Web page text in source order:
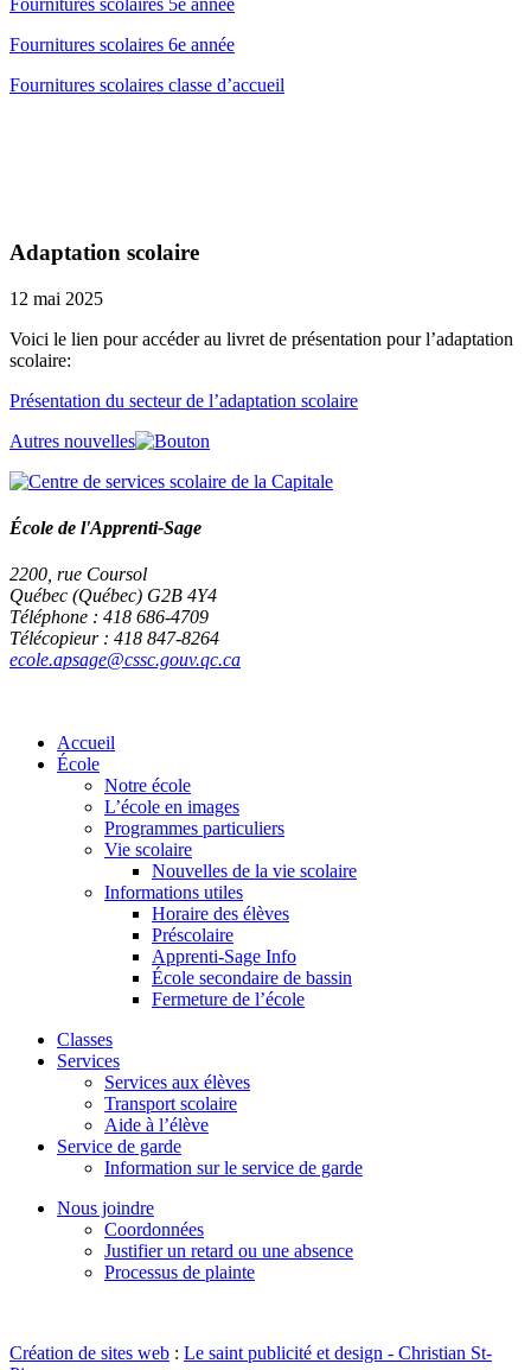
Fournitures scolaires 5e année
Fournitures scolaires 6e année
Fournitures scolaires classe d’accueil
Adaptation scolaire
12 mai 2025
Voici le lien pour accéder au livret de présentation pour l’adaptation
scolaire:
Présentation du secteur de l’adaptation scolaire
Autres nouvelles
École de l'Apprenti-Sage
2200, rue Coursol
Québec (Québec) G2B 4Y4
Téléphone : 418 686-4709
Télécopieur : 418 847-8264
ecole.apsage@cssc.gouv.qc.ca
Accueil
École
Notre école
L’école en images
Programmes particuliers
Vie scolaire
Nouvelles de la vie scolaire
Informations utiles
Horaire des élèves
Préscolaire
Apprenti-Sage Info
École secondaire de bassin
Fermeture de l’école
Classes
Services
Services aux élèves
Transport scolaire
Aide à l’élève
Service de garde
Information sur le service de garde
Nous joindre
Coordonnées
Justifier un retard ou une absence
Processus de plainte
Création de sites web : Le saint publicité et design - Christian St-